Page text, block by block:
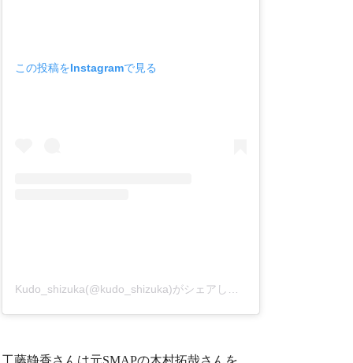
この投稿をInstagramで見る
工藤静香さんは元SMAPの木村拓哉さんを